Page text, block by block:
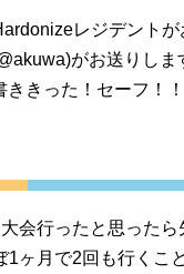
レジデント
がお送りしま
きった！セーフ！
会行ったと思った
1ヶ月で2回も行くこ